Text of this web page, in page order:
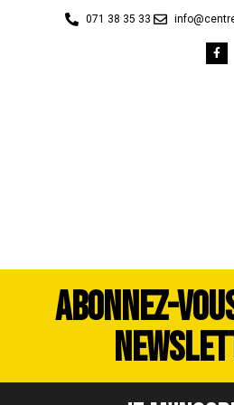
071 38 35 33
ABONNEZ-